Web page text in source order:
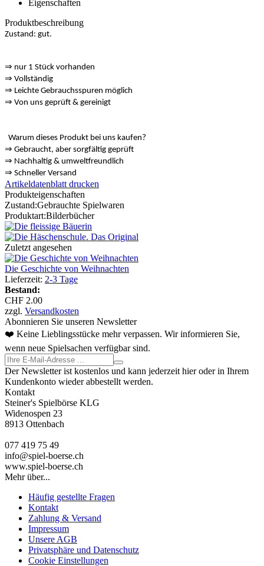
Eigenschaften
Produktbeschreibung
Zustand: gut.
⇒ nur 1 Stück vorhanden
⇒ Vollständig
⇒ ️ Leichte Gebrauchsspuren möglich
⇒ Von uns geprüft & gereinigt
Warum dieses Produkt bei uns kaufen?
⇒ ️ Gebraucht, aber sorgfältig geprüft
⇒ ️ Nachhaltig & umweltfreundlich
⇒ ️ Schneller Versand
Artikeldatenblatt drucken
Produkteigenschaften
Zustand:Gebrauchte Spielwaren
Produktart:Bilderbücher
Zuletzt angesehen
Die Geschichte von Weihnachten
Lieferzeit: 2-3 Tage
Bestand:
CHF 2.00
zzgl. Versandkosten
Abonnieren Sie unseren Newsletter
❤️ Keine Lieblingsstücke mehr verpassen. Wir informieren Sie,
wenn neue Spielsachen verfügbar sind.
Der Newsletter ist kostenlos und kann jederzeit hier oder in Ihrem
Kundenkonto wieder abbestellt werden.
Kontakt
Steiner's Spielbörse KLG
Widenospen 23
8913 Ottenbach
077 419 75 49
info@spiel-boerse.ch
www.spiel-boerse.ch
Mehr über...
Häufig gestellte Fragen
Kontakt
Zahlung & Versand
Impressum
Unsere AGB
Privatsphäre und Datenschutz
Cookie Einstellungen